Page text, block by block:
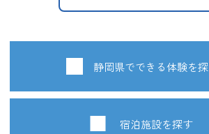
静岡県でできる体験を
宿泊施設を探す